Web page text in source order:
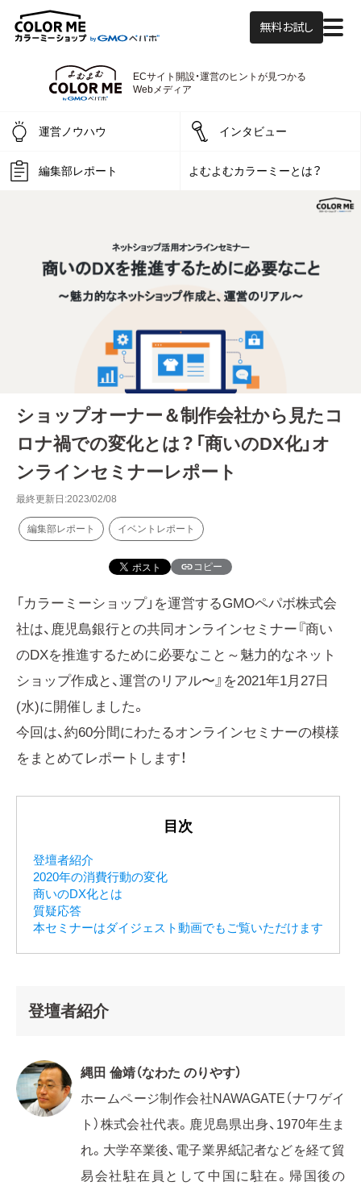
無料お試し
よむよむカラーミー
ECサイト開設・運営のヒントが見つかる
Webメディア
運営ノウハウ インタビュー
編集部レポート よむよむカラーミーとは？
ショップオーナー＆制作会社から見たコ
ロナ禍での変化とは？「商いのDX化」オ
ンラインセミナーレポート
最終更新日:2023/02/08
編集部レポート イベントレポート
コピー
「カラーミーショップ」を運営するGMOペパボ株式会
社は、鹿児島銀行との共同オンラインセミナー『商い
のDXを推進するために必要なこと～魅力的なネット
ショップ作成と、運営のリアル〜』を2021年1月27日
(水)に開催しました。
今回は、約60分間にわたるオンラインセミナーの模様
をまとめてレポートします！
目次
登壇者紹介
2020年の消費行動の変化
商いのDX化とは
質疑応答
本セミナーはダイジェスト動画でもご覧いただけます
登壇者紹介
縄田 倫靖（なわた のりやす）
ホームページ制作会社NAWAGATE（ナワゲイ
ト）株式会社代表。鹿児島県出身、1970年生ま
れ。大学卒業後、電子業界紙記者などを経て貿
易会社駐在員として中国に駐在。帰国後の